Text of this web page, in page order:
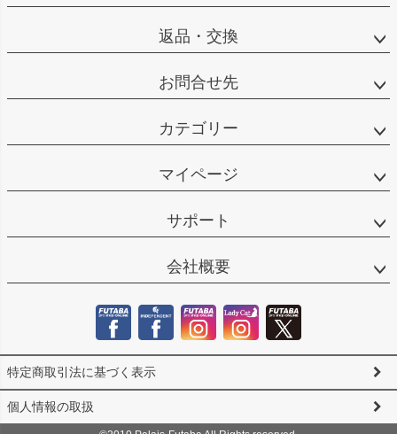
返品・交換
お問合せ先
カテゴリー
マイページ
サポート
会社概要
特定商取引法に基づく表示
個人情報の取扱